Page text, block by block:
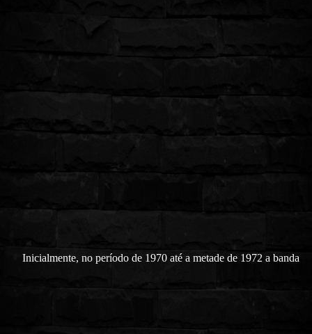
Inicialmente, no período de 1970 até a metade de 1972 a banda